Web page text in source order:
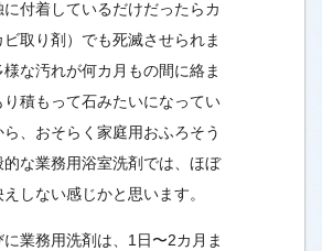
付着しているだけだったらカ
ビ取り剤）でも死滅させられま
な汚れが何カ月もの間に絡ま
り積もって石みたいになってい
、おそらく家庭用おふろそう
的な業務用浴室洗剤では、ほぼ
しない感じかと思います。
業務用洗剤は、1日〜2カ月ま